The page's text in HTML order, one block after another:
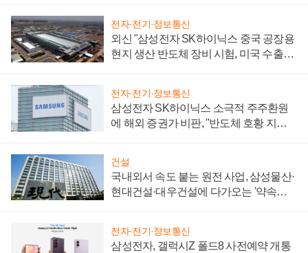
전자·전기·정보통신
외신 "삼성전자 SK하이닉스 중국 공장용
현지 생산 반도체 장비 시험, 미국 수출통
전자·전기·정보통신
삼성전자 SK하이닉스 소극적 주주환원
에 해외 증권가 비판, "반도체 호황 지속
건설
국내외서 속도 붙는 원전 사업, 삼성물산·
현대건설·대우건설에 다가오는 '약속의
전자·전기·정보통신
삼성전자, 갤럭시Z 폴드8 사전예약 개통